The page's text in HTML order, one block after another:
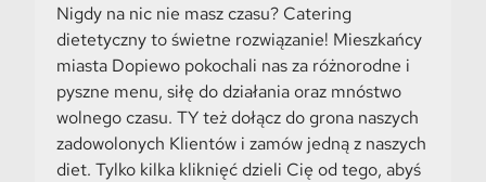
Nigdy na nic nie masz czasu? Catering
dietetyczny to świetne rozwiązanie! Mieszkańcy
miasta Dopiewo pokochali nas za różnorodne i
pyszne menu, siłę do działania oraz mnóstwo
wolnego czasu. TY też dołącz do grona naszych
zadowolonych Klientów i zamów jedną z naszych
diet. Tylko kilka kliknięć dzieli Cię od tego, abyś